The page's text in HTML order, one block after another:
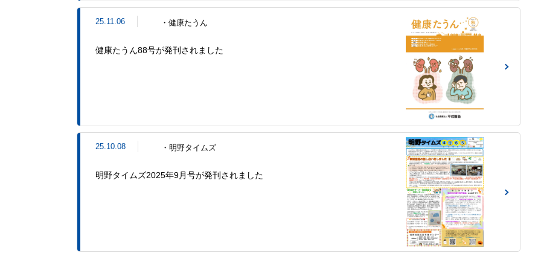
25.11.06 ・健康たうん
健康たうん88号が発刊されました
25.10.08 ・明野タイムズ
明野タイムズ2025年9月号が発刊されました